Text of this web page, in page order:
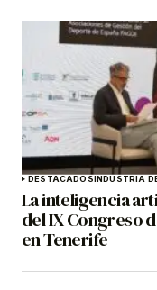
DESTACADOSINDUSTRIA
La inteligencia
del IX Congreso
en Tenerife